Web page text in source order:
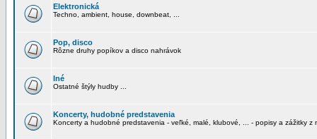
Elektronická
Techno, ambient, house, downbeat, ...
Pop, disco
Rôzne druhy popíkov a disco nahrávok
Iné
Ostatné štýly hudby ...
Koncerty, hudobné predstavenia
Koncerty a hudobné predstavenia - veľké, malé, klubové, ... - popisy a zážitky z